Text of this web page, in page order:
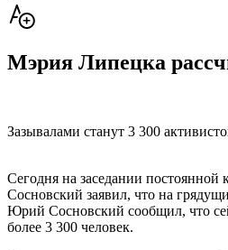
Мэрия Липецка
Зазывалами станут 3 300
Сегодня на заседании постоянной
Сосновский заявил, что на
Юрий Сосновский сообщил, что
более 3 300 человек.